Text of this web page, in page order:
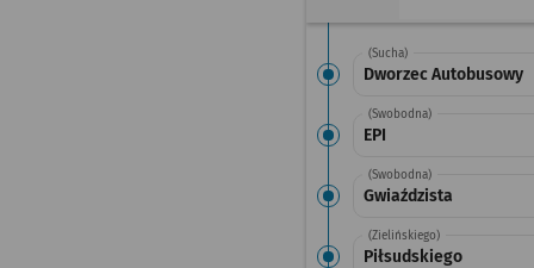
(Sucha)
Dworzec Autobusowy
(Swobodna)
EPI
(Swobodna)
Gwiaździsta
(Zielińskiego)
Piłsudskiego